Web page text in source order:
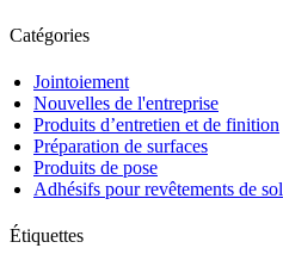
Catégories
Jointoiement
Nouvelles de l'entreprise
Produits d’entretien et de finition
Préparation de surfaces
Produits de pose
Adhésifs pour revêtements de sol
Étiquettes